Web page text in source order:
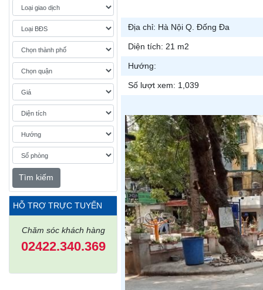
Tìm kiếm
HỖ TRỢ TRỰC TUYẾN
Chăm sóc khách hàng
02422.340.369
Địa chỉ: Hà Nội Q. Đống Đa
Diện tích: 21 m2
Hướng:
Số lượt xem: 1,039